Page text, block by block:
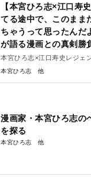
【本宮ひろ志×江口寿
てる途中で、このまま
ちゃうって思ったんだ
が語る漫画との真剣勝
本宮ひろ志×江口寿史レジェ
本宮ひろ志
漫画家・本宮ひろ志の
を探る
本宮ひろ志